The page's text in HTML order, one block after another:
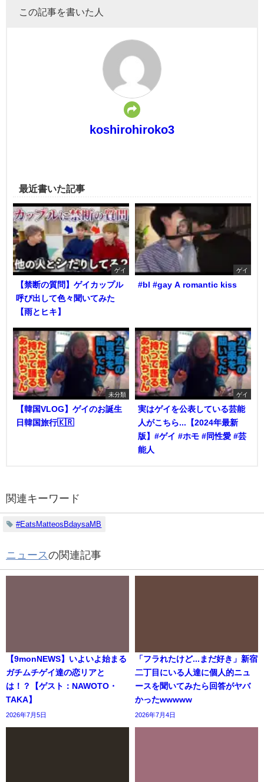
この記事を書いた人
koshirohiroko3
最近書いた記事
ゲイ
【禁断の質問】ゲイカップル
呼び出して色々聞いてみた
【雨とヒキ】
ゲイ
#bl #gay A romantic kiss
未分類
【韓国VLOG】ゲイのお誕生
日韓国旅行🇰🇷
ゲイ
実はゲイを公表している芸能
人がこちら...【2024年最新
版】#ゲイ #ホモ #同性愛 #芸
能人
関連キーワード
#EatsMatteosBdaysaMB
ニュースの関連記事
【9monNEWS】いよいよ始まる
ガチムチゲイ達の恋リアと
は！？【ゲスト：NAWOTO・
TAKA】
2026年7月5日
「フラれたけど...まだ好き」新宿
二丁目にいる人達に個人的ニュ
ースを聞いてみたら回答がヤバ
かったwwwww
2026年7月4日